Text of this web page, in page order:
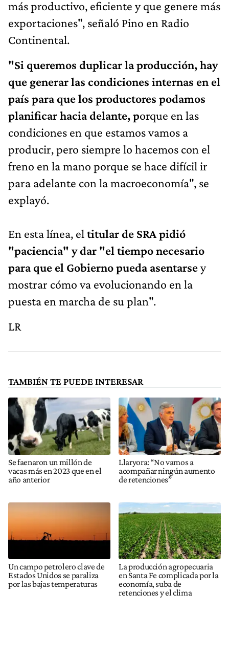
más productivo, eficiente y que genere más
exportaciones", señaló Pino en Radio
Continental.
"Si queremos duplicar la producción, hay
que generar las condiciones internas en el
país para que los productores podamos
planificar hacia delante, porque en las
condiciones en que estamos vamos a
producir, pero siempre lo hacemos con el
freno en la mano porque se hace difícil ir
para adelante con la macroeconomía", se
explayó.
En esta línea, eltitular de SRA pidió
"paciencia" y dar "el tiempo necesario
para que el Gobierno pueda asentarsey
mostrar cómo va evolucionando en la
puesta en marcha de su plan".
LR
TAMBIÉN TE PUEDE INTERESAR
Se faenaron un millón de
vacas más en 2023 que en el
año anterior
Llaryora: “No vamos a
acompañar ningún aumento
de retenciones”
Un campo petrolero clave de
Estados Unidos se paraliza
por las bajas temperaturas
La producción agropecuaria
en Santa Fe complicada por la
economía, suba de
retenciones y el clima